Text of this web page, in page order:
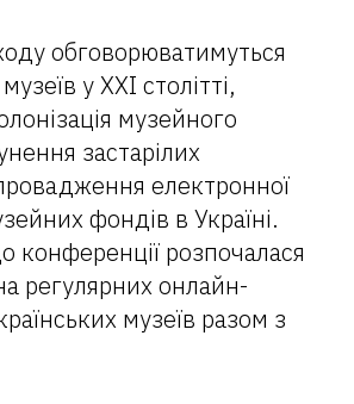
обговорюватимуться
у ХХІ столітті,
музейного
застарілих
електронної
фондів в Україні.
конференції розпочалася
регулярних онлайн-
музеїв разом з